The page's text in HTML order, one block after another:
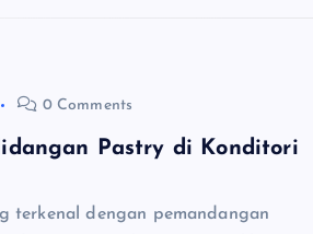
0 Comments
Pastry di Konditori
terkenal dengan pemandangan